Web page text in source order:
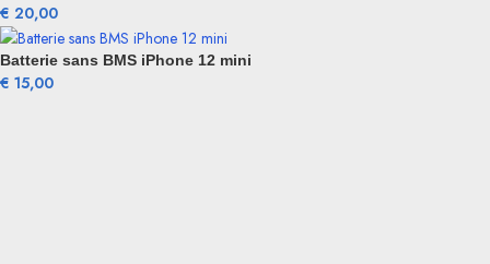
€ 20,00
Batterie sans BMS iPhone 12 mini
€ 15,00